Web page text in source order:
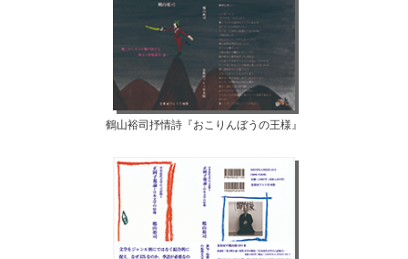
鶴山裕司抒情詩『おこりんぼうの王様』